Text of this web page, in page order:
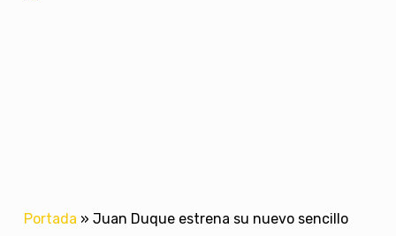
Portada » Juan Duque estrena su nuevo sencillo